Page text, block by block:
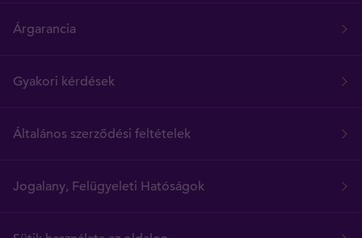
Árgarancia
Gyakori kérdések
Általános szerződési feltételek
Jogalany, Felügyeleti Hatóságok